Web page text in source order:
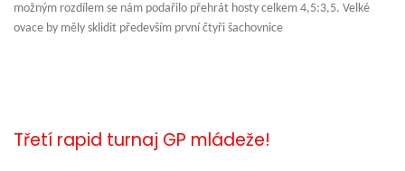
možným rozdílem se nám podařilo přehrát hosty celkem 4,5:3,5. Velké
ovace by měly sklidit především první čtyři šachovnice
Třetí rapid turnaj GP mládeže!